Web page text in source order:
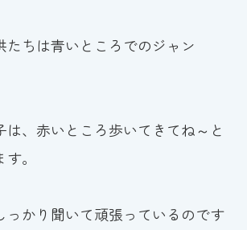
たちは青いところでのジャン
は、赤いところ歩いてきてね～と
。
っかり聞いて頑張っているのです